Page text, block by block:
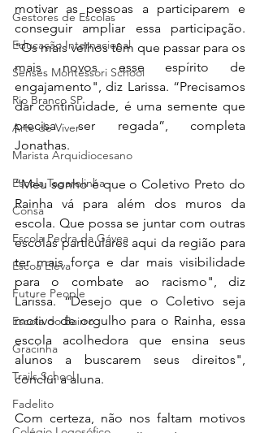
Gestores de Escolas
Educação Internacional
Senses Montessori School
Rio Branco SP
Arte de Viver
Marista Arquidiocesano
Escola Tagarelinha
Consa
Escola Pedra da Gávea
Escoa Eleva
Future People
Escola do Bairro
Gracinha
Trails School
Fadelito
motivar as pessoas a participarem e
conseguir ampliar essa participação.
"Os mais velhos têm que passar para os
mais novos esse espírito de
engajamento", diz Larissa. “Precisamos
dar continuidade, é uma semente que
precisa ser regada”, completa
Jonathas.
“Meu sonho é que o Coletivo Preto do
Rainha vá para além dos muros da
escola. Que possa se juntar com outras
escolas particulares aqui da região para
ter mais força e dar mais visibilidade
para o combate ao racismo", diz
Larissa. “Desejo que o Coletivo seja
motivo de orgulho para o Rainha, essa
escola acolhedora que ensina seus
alunos a buscarem seus direitos",
conclui a aluna.
Com certeza, não nos faltam motivos